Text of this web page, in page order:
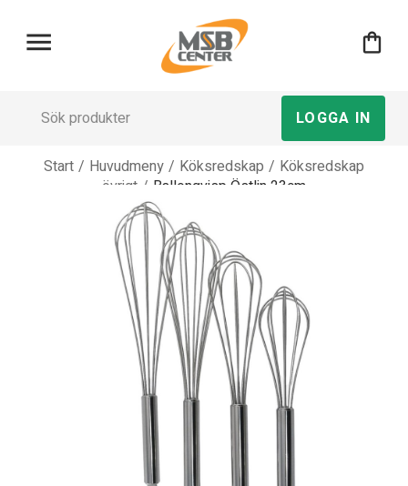
menu shopping_bag
LOGGA IN
Start / Huvudmeny / Köksredskap / Köksredskap
övrigt / Ballongvisp Östlin 23cm